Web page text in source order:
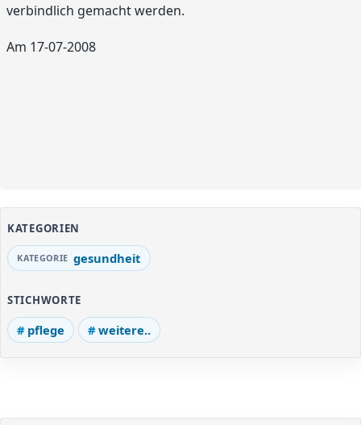
verbindlich gemacht werden.
Am 17-07-2008
KATEGORIEN
gesundheit
STICHWORTE
pflege weitere..